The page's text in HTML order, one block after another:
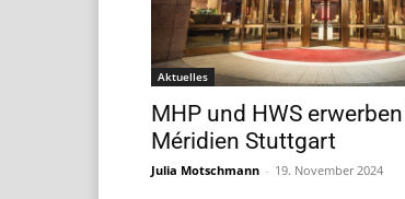
Aktuelles
MHP und HWS
Méridien Stuttgart
Julia Motschmann - 19. November 2024